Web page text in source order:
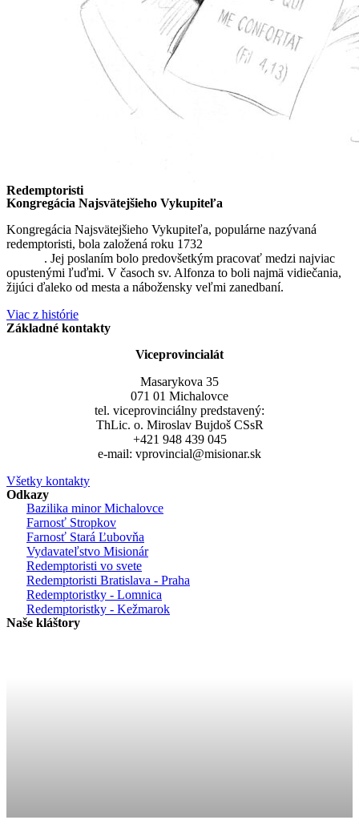
Redemptoristi
Kongregácia Najsvätejšieho Vykupiteľa
Kongregácia Najsvätejšieho Vykupiteľa, populárne nazývaná
redemptoristi, bola založená roku 1732
. Jej poslaním bolo predovšetkým pracovať medzi najviac
opustenými ľuďmi. V časoch sv. Alfonza to boli najmä vidiečania,
žijúci ďaleko od mesta a nábožensky veľmi zanedbaní.
Viac z histórie
Základné kontakty
Viceprovincialát
Masarykova 35
071 01 Michalovce
tel. viceprovinciálny predstavený:
ThLic. o. Miroslav Bujdoš CSsR
+421 948 439 045
e-mail: vprovincial@misionar.sk
Všetky kontakty
Odkazy
Bazilika minor Michalovce
Farnosť Stropkov
Farnosť Stará Ľubovňa
Vydavateľstvo Misionár
Redemptoristi vo svete
Redemptoristi Bratislava - Praha
Redemptoristky - Lomnica
Redemptoristky - Kežmarok
Naše kláštory